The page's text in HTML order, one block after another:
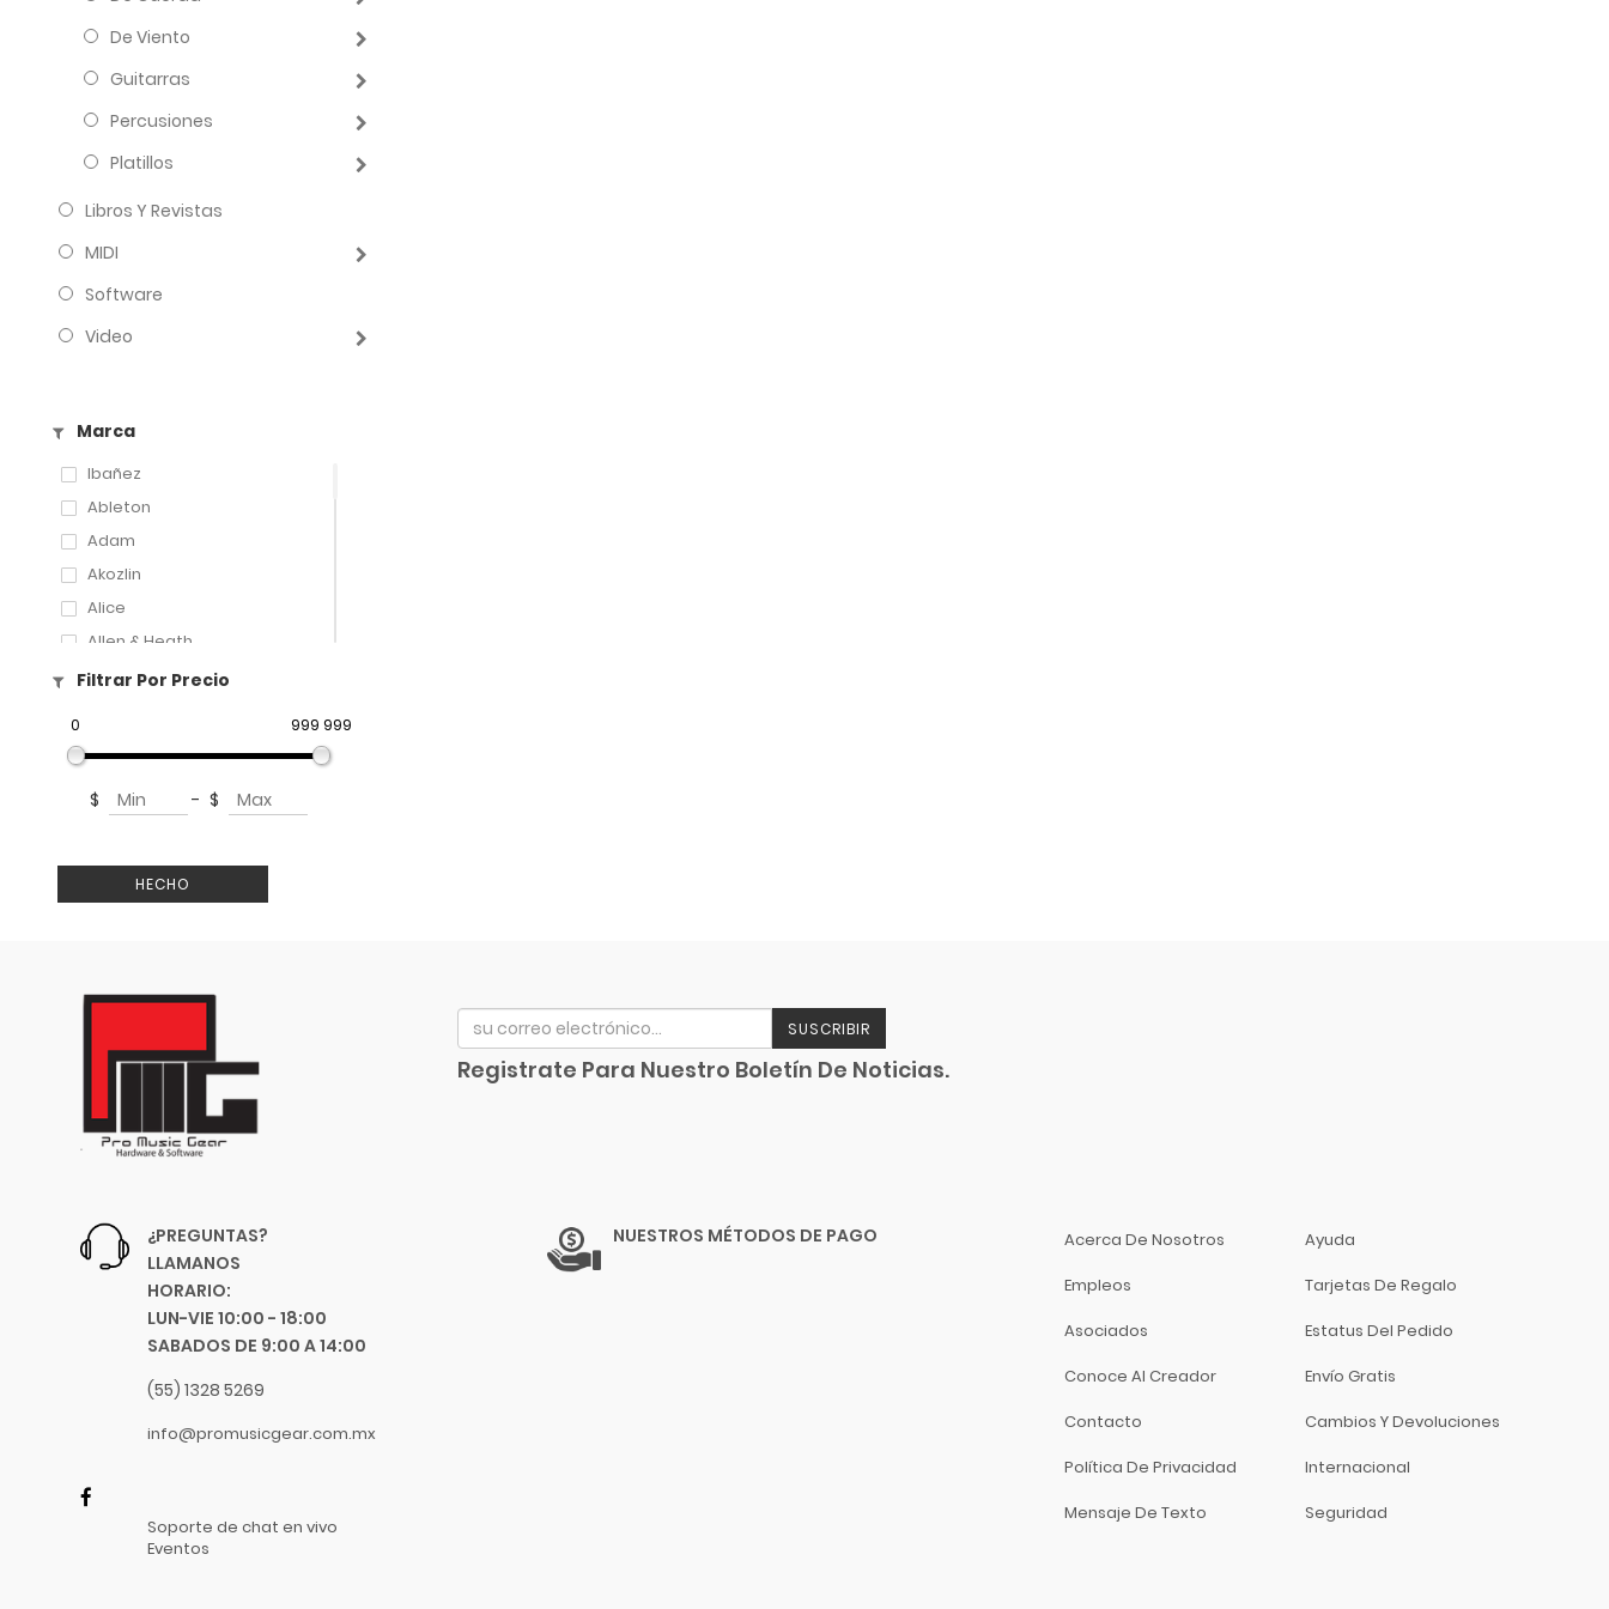
De Viento
Guitarras
Percusiones
Platillos
Libros Y Revistas
MIDI
Software
Video
HECHO
Marca
Ibañez
Ableton
Adam
Akozlin
Alice
Allen & Heath
Amati
ART
Arturia
Audix
Beyerdynamic
Boss
C.B.I.
CAD
Celestion
Champion
Filtrar Por Precio
0 999 999
$ - $
SUSCRIBIR
Registrate Para Nuestro Boletín De Noticias.
¿PREGUNTAS?
LLAMANOS
HORARIO:
LUN-VIE 10:00 - 18:00
SABADOS DE 9:00 A 14:00
(55) 1328 5269
info@promusicgear.com.mx
Soporte de chat en vivo
Eventos
NUESTROS MÉTODOS DE PAGO
Ayuda
Tarjetas De Regalo
Estatus Del Pedido
Envío Gratis
Cambios Y Devoluciones
Internacional
Seguridad
Acerca De Nosotros
Empleos
Asociados
Conoce Al Creador
Contacto
Política De Privacidad
Mensaje De Texto